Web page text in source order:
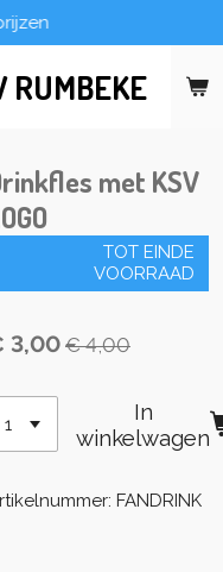
RUMBEKE
met KSV
TOT EINDE
VOORRAAD
3,00€ 4,00
In
winkelwagen
FANDRINK